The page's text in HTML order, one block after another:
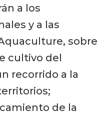
a los
y a las
sobre
cultivo del
recorrido a la
de la